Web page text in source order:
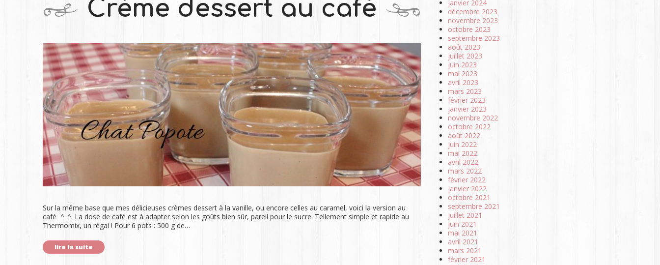
Crème dessert au café
Sur la même base que mes délicieuses crèmes dessert à la vanille, ou encore celles au caramel, voici la version au
café ^_^. La dose de café est à adapter selon les goûts bien sûr, pareil pour le sucre. Tellement simple et rapide au
Thermomix, un régal ! Pour 6 pots : 500 g de…
lire la suite
janvier 2024
décembre 2023
novembre 2023
octobre 2023
septembre 2023
août 2023
juillet 2023
juin 2023
mai 2023
avril 2023
mars 2023
février 2023
janvier 2023
novembre 2022
octobre 2022
août 2022
juin 2022
mai 2022
avril 2022
mars 2022
février 2022
janvier 2022
octobre 2021
septembre 2021
juillet 2021
juin 2021
mai 2021
avril 2021
mars 2021
février 2021